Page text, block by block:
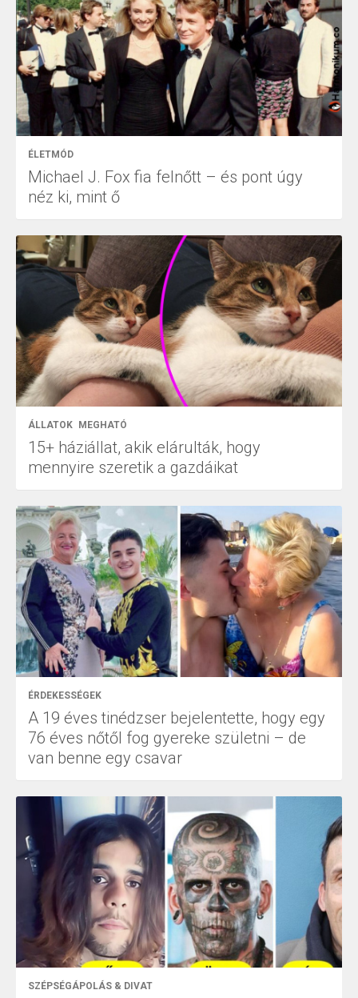
ÉLETMÓD
Michael J. Fox fia felnőtt – és pont úgy
néz ki, mint ő
ÁLLATOK MEGHATÓ
15+ háziállat, akik elárulták, hogy
mennyire szeretik a gazdáikat
ÉRDEKESSÉGEK
A 19 éves tinédzser bejelentette, hogy egy
76 éves nőtől fog gyereke születni – de
van benne egy csavar
SZÉPSÉGÁPOLÁS & DIVAT